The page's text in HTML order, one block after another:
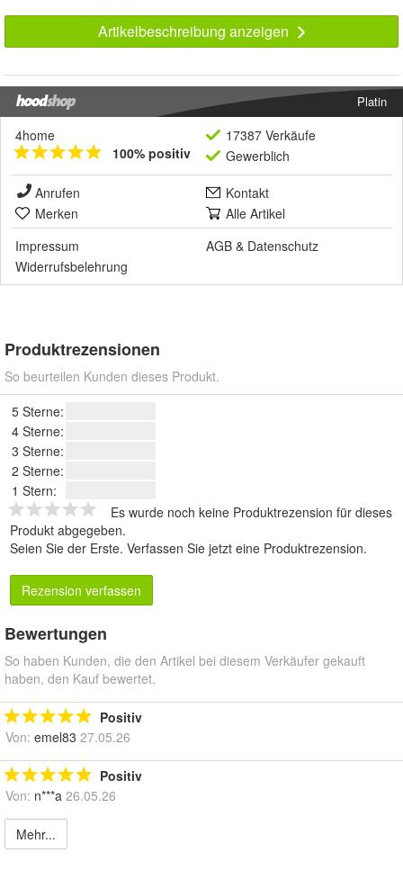
Artikelbeschreibung anzeigen
Platin
4home
100% positiv
17387 Verkäufe
Gewerblich
Anrufen
Kontakt
Merken
Alle Artikel
Impressum
AGB & Datenschutz
Widerrufsbelehrung
Produktrezensionen
So beurteilen Kunden dieses Produkt.
5 Sterne:
4 Sterne:
3 Sterne:
2 Sterne:
1 Stern:
Es wurde noch keine Produktrezension für dieses
Produkt abgegeben.
Seien Sie der Erste. Verfassen Sie jetzt eine Produktrezension.
Rezension verfassen
Bewertungen
So haben Kunden, die den Artikel bei diesem Verkäufer gekauft
haben, den Kauf bewertet.
Positiv
Von: emel83 27.05.26
Positiv
Von: n***a 26.05.26
Mehr...